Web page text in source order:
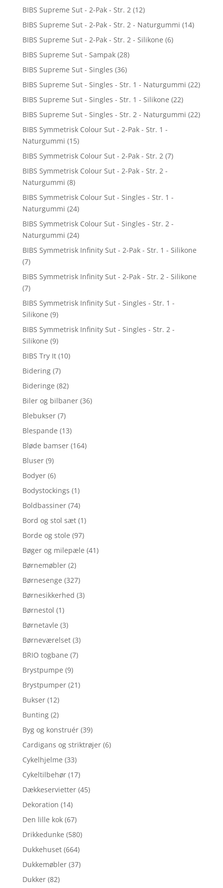
BIBS Supreme Sut - 2-Pak - Str. 2 (12)
BIBS Supreme Sut - 2-Pak - Str. 2 - Naturgummi (14)
BIBS Supreme Sut - 2-Pak - Str. 2 - Silikone (6)
BIBS Supreme Sut - Sampak (28)
BIBS Supreme Sut - Singles (36)
BIBS Supreme Sut - Singles - Str. 1 - Naturgummi (22)
BIBS Supreme Sut - Singles - Str. 1 - Silikone (22)
BIBS Supreme Sut - Singles - Str. 2 - Naturgummi (22)
BIBS Symmetrisk Colour Sut - 2-Pak - Str. 1 -
Naturgummi (15)
BIBS Symmetrisk Colour Sut - 2-Pak - Str. 2 (7)
BIBS Symmetrisk Colour Sut - 2-Pak - Str. 2 -
Naturgummi (8)
BIBS Symmetrisk Colour Sut - Singles - Str. 1 -
Naturgummi (24)
BIBS Symmetrisk Colour Sut - Singles - Str. 2 -
Naturgummi (24)
BIBS Symmetrisk Infinity Sut - 2-Pak - Str. 1 - Silikone
(7)
BIBS Symmetrisk Infinity Sut - 2-Pak - Str. 2 - Silikone
(7)
BIBS Symmetrisk Infinity Sut - Singles - Str. 1 -
Silikone (9)
BIBS Symmetrisk Infinity Sut - Singles - Str. 2 -
Silikone (9)
BIBS Try It (10)
Bidering (7)
Bideringe (82)
Biler og bilbaner (36)
Blebukser (7)
Blespande (13)
Bløde bamser (164)
Bluser (9)
Bodyer (6)
Bodystockings (1)
Boldbassiner (74)
Bord og stol sæt (1)
Borde og stole (97)
Bøger og milepæle (41)
Børnemøbler (2)
Børnesenge (327)
Børnesikkerhed (3)
Børnestol (1)
Børnetavle (3)
Børneværelset (3)
BRIO togbane (7)
Brystpumpe (9)
Brystpumper (21)
Bukser (12)
Bunting (2)
Byg og konstruér (39)
Cardigans og striktrøjer (6)
Cykelhjelme (33)
Cykeltilbehør (17)
Dækkeservietter (45)
Dekoration (14)
Den lille kok (67)
Drikkedunke (580)
Dukkehuset (664)
Dukkemøbler (37)
Dukker (82)